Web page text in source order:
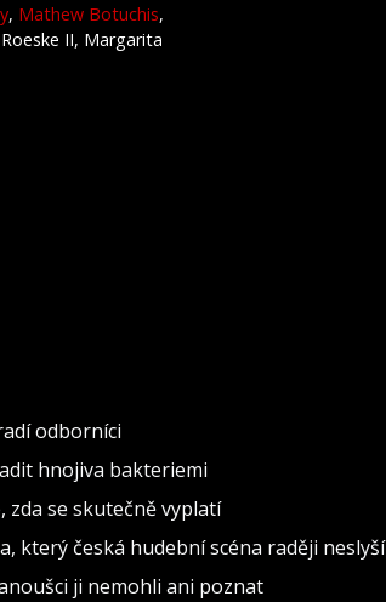
, Mathew Botuchis,
II, Margarita
odborníci
hnojiva bakteriemi
zda se skutečně vyplatí
který česká hudební scéna raději neslyší
ji nemohli ani poznat